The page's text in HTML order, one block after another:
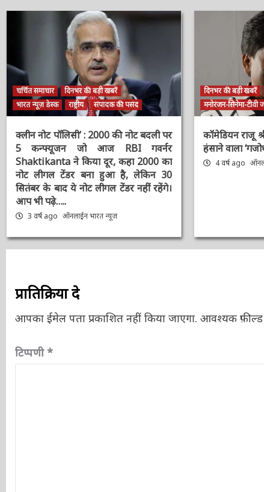
चर्चित समाचार
दिनभर की बड़ी खबरें
भारत न्यूज़ डेस्क
राष्ट्रीय संपादक की पसंद
क्लीन नोट पॉलिसी’ : 2000 की नोट बदली
पर 5 कन्फ्यूजन जो आज RBI गवर्नर
Shaktikanta ने किया दूर, कहा 2000 का
नोट लीगल टेंडर बना हुआ है, लेकिन 30
सितंबर के बाद ये नोट लीगल टेंडर नहीं रहेंगे।
आप भी पढ़े…..
3 वर्ष ago ऑनलाईन भारत न्यूज़
दिनभर की बड़ी खबरें
मनोरंजन-सिनेमा-टीवी
कॉमेडियन राजू
गया हंसाने वाला
4 वर्ष ago
प्रातिक्रिया दे
आपका ईमेल पता प्रकाशित नहीं किया जाएगा. आवश्यक फ़ील्ड
टिप्पणी*